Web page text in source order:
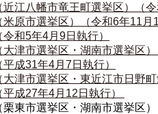
江八幡市竜王町選挙区）（令
原市選挙区）（令和6年11月
和5年4月9日執行）
津市選挙区・湖南市選挙区）
成31年4月7日執行）
津市選挙区・東近江市日野
成27年4月12日執行）
栗東市選挙区・湖南市選挙区